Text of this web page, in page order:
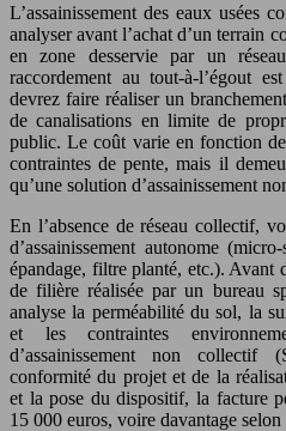
L’assainissement des eaux usées
analyser avant l’achat d’un terrain
en zone desservie par un
raccordement au tout-à-l’égout
devrez faire réaliser un
de canalisations en limite de
public. Le coût varie en fonction
contraintes de pente, mais il
qu’une solution d’assainissement
En l’absence de réseau collectif,
d’assainissement autonome
épandage, filtre planté, etc.). Avant
de filière réalisée par un bureau
analyse la perméabilité du sol, la
et les contraintes
d’assainissement non collectif
conformité du projet et de la
et la pose du dispositif, la facture
15 000 euros, voire davantage